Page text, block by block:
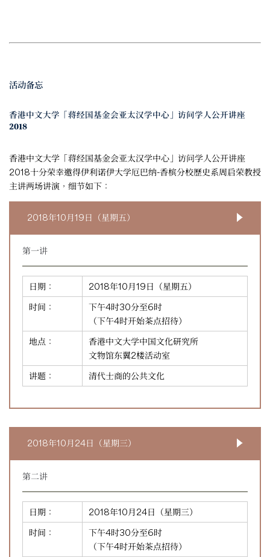
活动备忘
香港中文大学「蒋经国基金会亚太汉学中心」访问学人公开讲座
2018
香港中文大学「蒋经国基金会亚太汉学中心」访问学人公开讲座
2018十分荣幸邀得伊利诺伊大学厄巴纳-香槟分校歷史系周启荣教授
主讲两场讲演，细节如下：
2018年10月19日（星期五）
第一讲
日期：
2018年10月19日（星期五）
时间：
下午4时30分至6时
（下午4时开始茶点招待）
地点：
香港中文大学中国文化研究所
文物馆东翼2楼活动室
讲题：
清代士商的公共文化
2018年10月24日（星期三）
第二讲
日期：
2018年10月24日（星期三）
时间：
下午4时30分至6时
（下午4时开始茶点招待）